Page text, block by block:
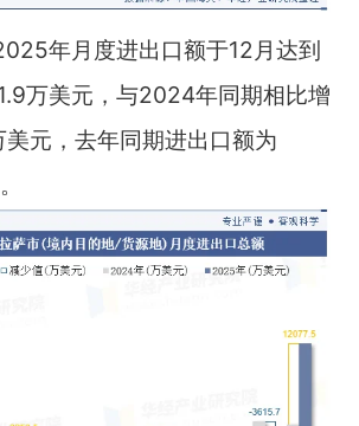
年月度进出口额于12月达到
万美元，与2024年同期相比增
元，去年同期进出口额为